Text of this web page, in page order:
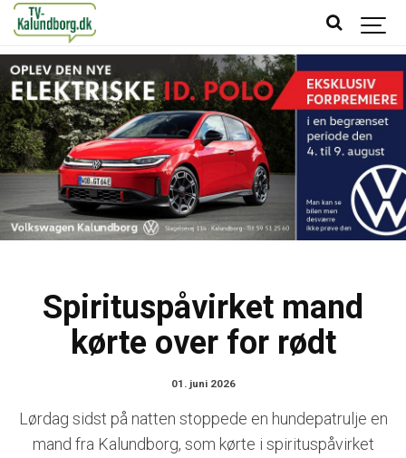
Spirituspåvirket mand
kørte over for rødt
01. juni 2026
Lørdag sidst på natten stoppede en hundepatrulje en
mand fra Kalundborg, som kørte i spirituspåvirket